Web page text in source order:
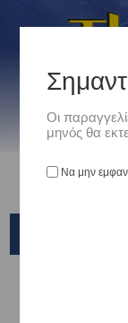
ΣΤΡΙΦΤΑΡΙΑ -
Οι
μηνός θα
Να μην